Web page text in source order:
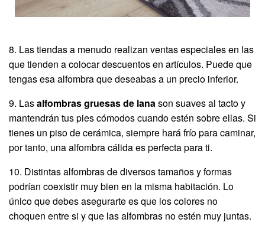
8. Las tiendas a menudo realizan ventas especiales en las
que tienden a colocar descuentos en artículos. Puede que
tengas esa alfombra que deseabas a un precio inferior.
9. Lasalfombras gruesas de lanason suaves al tacto y
mantendrán tus pies cómodos cuando estén sobre ellas. Si
tienes un piso de cerámica, siempre hará frío para caminar,
por tanto, una alfombra cálida es perfecta para ti.
10. Distintas alfombras de diversos tamaños y formas
podrían coexistir muy bien en la misma habitación. Lo
único que debes asegurarte es que los colores no
choquen entre si y que las alfombras no estén muy juntas.